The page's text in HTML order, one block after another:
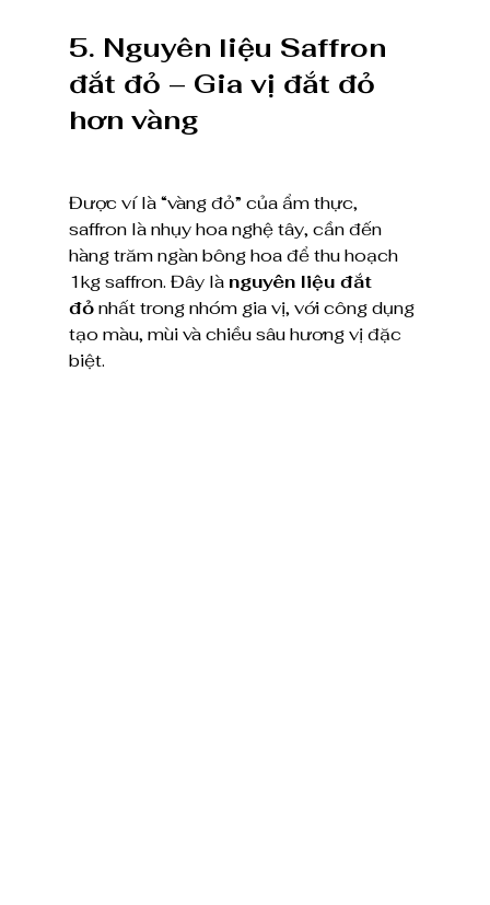
5. Nguyên liệu Saffron
đắt đỏ – Gia vị đắt đỏ
hơn vàng
Được ví là “vàng đỏ” của ẩm thực,
saffron là nhụy hoa nghệ tây, cần đến
hàng trăm ngàn bông hoa để thu hoạch
1kg saffron. Đây là nguyên liệu đắt
đỏ nhất trong nhóm gia vị, với công dụng
tạo màu, mùi và chiều sâu hương vị đặc
biệt.